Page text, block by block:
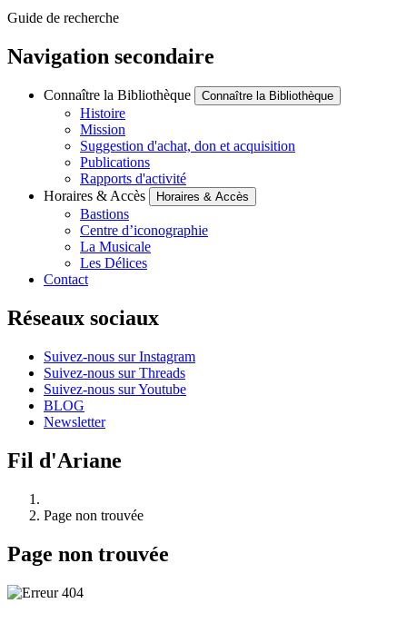
Guide de recherche
Navigation secondaire
Connaître la Bibliothèque Connaître la Bibliothèque
Histoire
Mission
Suggestion d'achat, don et acquisition
Publications
Rapports d'activité
Horaires & Accès
Horaires & Accès
Bastions
Centre d’iconographie
La Musicale
Les Délices
Contact
Réseaux sociaux
Suivez-nous sur Instagram
Suivez-nous sur Threads
Suivez-nous sur Youtube
BLOG
Newsletter
Fil d'Ariane
Page non trouvée
Page non trouvée